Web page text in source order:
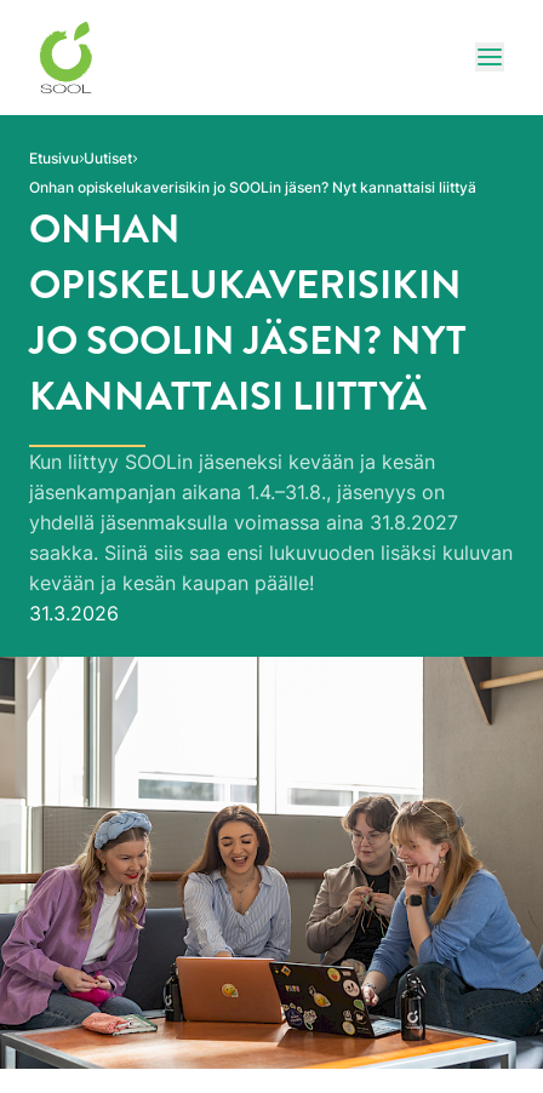
Siirry sivun sisältöön
Etusivu Uutiset
Onhan opiskelukaverisikin jo SOOLin jäsen? Nyt kannattaisi liittyä
ONHAN
OPISKELUKAVERISIKIN
JO SOOLIN JÄSEN? NYT
KANNATTAISI LIITTYÄ
Kun liittyy SOOLin jäseneksi kevään ja kesän
jäsenkampanjan aikana 1.4.–31.8., jäsenyys on
yhdellä jäsenmaksulla voimassa aina 31.8.2027
saakka. Siinä siis saa ensi lukuvuoden lisäksi kuluvan
kevään ja kesän kaupan päälle!
Julkaistu:
31.3.2026